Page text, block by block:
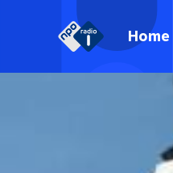
Home